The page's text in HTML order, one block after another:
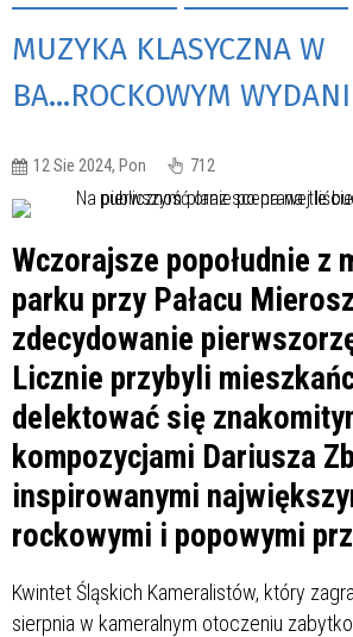
MUZYKA KLASYCZNA W
BA...ROCKOWYM
12 Sie 2024, Pon 712
Wczorajsze popołudnie z
parku przy Pałacu
zdecydowanie
Licznie przybyli
delektować się
kompozycjami Dariusza
inspirowanymi
rockowymi i popowymi
Kwintet Śląskich Kameralistów, który
sierpnia w kameralnym otoczeniu